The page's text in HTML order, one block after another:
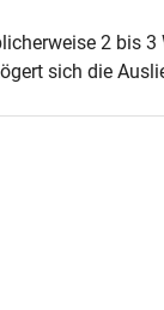
266
2 bis
sich die